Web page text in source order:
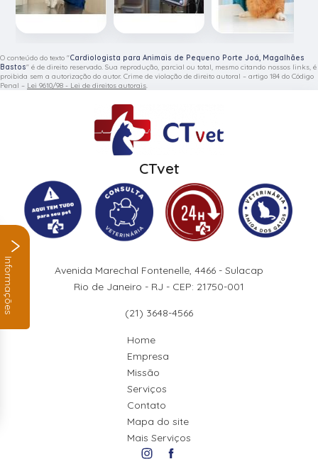
O conteúdo do texto "Cardiologista para Animais de Pequeno Porte Joá, Magalhães
Bastos" é de direito reservado. Sua reprodução, parcial ou total, mesmo citando nossos links, é
proibida sem a autorização do autor. Crime de violação de direito autoral – artigo 184 do Código
Penal – Lei 9610/98 - Lei de direitos autorais.
CTvet
Avenida Marechal Fontenelle, 4466 - Sulacap
Rio de Janeiro - RJ - CEP: 21750-001
(21) 3648-4566
Home
Empresa
Missão
Serviços
Contato
Mapa do site
Mais Serviços
Informações